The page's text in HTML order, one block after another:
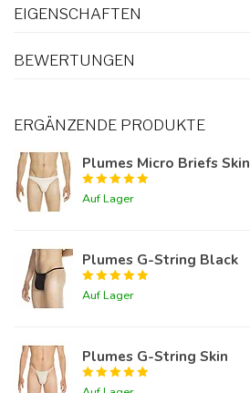
EIGENSCHAFTEN
BEWERTUNGEN
ERGÄNZENDE PRODUKTE
Plumes Micro Briefs Skin
Auf Lager
Plumes G-String Black
Auf Lager
Plumes G-String Skin